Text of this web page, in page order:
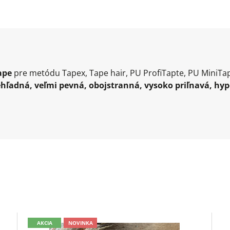
pre metódu Tapex, Tape hair, PU ProfiTapte, PU
veľmi pevná, obojstranná, vysoko priľnavá,
AKCIA NOVINKA